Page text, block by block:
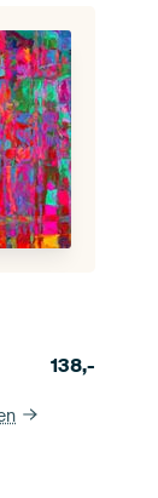
138,-